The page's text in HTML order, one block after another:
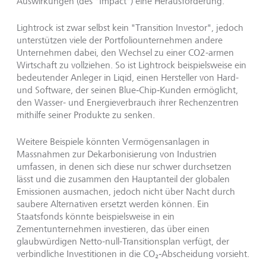
Lightrock ist zwar selbst kein "Transition Investor", jedoch
unterstützen viele der Portfoliounternehmen andere
Unternehmen dabei, den Wechsel zu einer CO2-armen
Wirtschaft zu vollziehen. So ist Lightrock beispielsweise ein
bedeutender Anleger in Liqid, einen Hersteller von Hard-
und Software, der seinen Blue‑Chip‑Kunden ermöglicht,
den Wasser- und Energieverbrauch ihrer Rechenzentren
mithilfe seiner Produkte zu senken.
Weitere Beispiele könnten Vermögensanlagen in
Massnahmen zur Dekarbonisierung von Industrien
umfassen, in denen sich diese nur schwer durchsetzen
lässt und die zusammen den Hauptanteil der globalen
Emissionen ausmachen, jedoch nicht über Nacht durch
saubere Alternativen ersetzt werden können. Ein
Staatsfonds könnte beispielsweise in ein
Zementunternehmen investieren, das über einen
glaubwürdigen Netto-null-Transitionsplan verfügt, der
verbindliche Investitionen in die CO₂‑Abscheidung vorsieht.